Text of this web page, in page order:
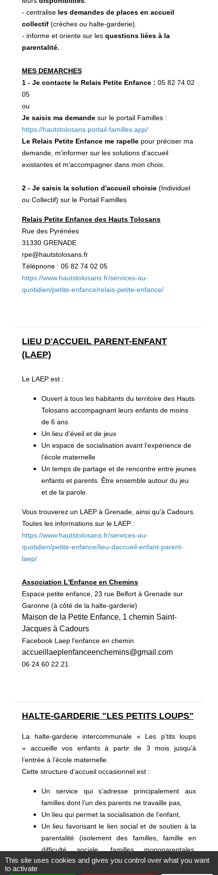
- centralise les demandes de places en accueil
collectif (crèches ou halte-garderie).
- informe et oriente sur les questions liées à la
parentalité.
MES DEMARCHES
1 - Je contacte le Relais Petite Enfance : 05 82 74 02
05
ou
Je saisis ma demande sur le portail Familles :
https://hautstolosans.portail-familles.app/
Le Relais Petite Enfance me rapelle pour préciser ma
demande, m'informer sur les solutions d'accueil
existantes et m'accompagner dans mon choix.
2 - Je saisis la solution d'accueil choisie (Individuel
ou Collectif) sur le Portail Familles
Relais Petite Enfance des Hauts Tolosans
Rue des Pyrénées
31330 GRENADE
rpe@hautstolosans.fr
Télépnone : 05 82 74 02 05
https://www.hautstolosans.fr/services-au-
quotidien/petite-enfance/relais-petite-enfance/
LIEU D'ACCUEIL PARENT-ENFANT
(LAEP)
Le LAEP est :
Ouvert à tous les habitants du territoire des Hauts
Tolosans accompagnant leurs enfants de moins
de 6 ans
Un lieu d’éveil et de jeux
Un espace de socialisation avant l’expérience de
l’école maternelle
Un temps de partage et de rencontre entre jeunes
enfants et parents. Être ensemble autour du jeu
et de la parole.
Vous trouverez un LAEP à Grenade, ainsi qu'à Cadours.
Toutes les informations sur le LAEP :
https://www.hautstolosans.fr/services-au-
quotidien/petite-enfance/lieu-daccueil-enfant-parent-
laep/
Association L'Enfance en Chemins
Espace petite enfance, 23 rue Belfort à Grenade sur
Garonne (à côté de la halte-garderie)
Maison de la Petite Enfance, 1 chemin Saint-
Jacques à Cadours
Facebook Laep l'enfance en chemin
accueillaeplenfanceenchemins@gmail.com
06 24 60 22 21
HALTE-GARDERIE "LES PETITS LOUPS"
La halte-garderie intercommunale « Les p’tits loups
» accueille vos enfants à partir de 3 mois jusqu’à
l’entrée à l’école maternelle.
Cette structure d’accueil occasionnel est :
Un service qui s’adresse principalement aux
familles dont l’un des parents ne travaille pas,
Un lieu qui permet la socialisation de l’enfant,
Un lieu favorisant le lien social et de soutien à la
parentalité (isolement des familles, famille en
difficulté sociale, familles monoparentales,
parents d’enfants en situation de handicap),
Un service qui permet aux parents de trouver des
This site uses cookies and gives you control over what you want
to activate